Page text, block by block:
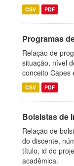
CSV PDF
Programas
Relação de
situação, nível
conceito Capes
CSV PDF
Bolsistas de
Relação de
do discente,
título, id do
acadêmica.